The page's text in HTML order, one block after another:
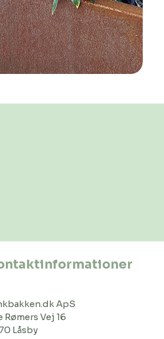
ApS
Rømers Vej 16
Låsby